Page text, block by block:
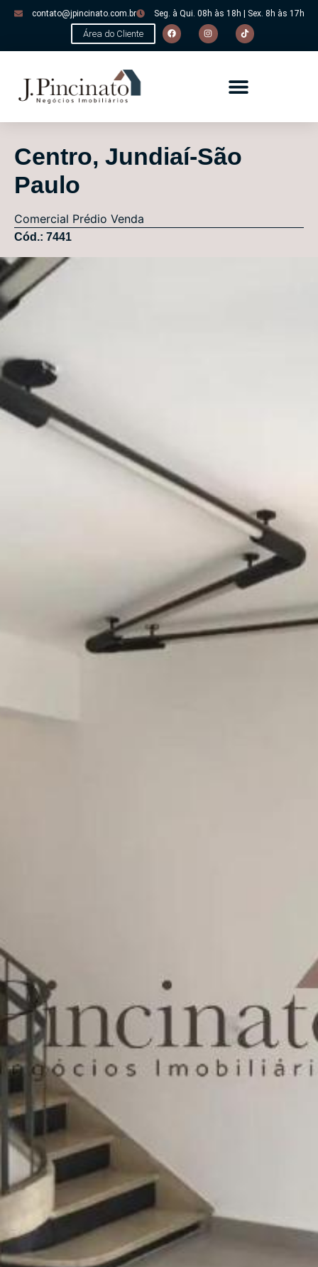
contato@jpincinato.com.br Seg. à Qui. 08h às 18h | Sex. 8h às 17h
Área do Cliente
Centro, Jundiaí-São
Paulo
Comercial Prédio Venda
Cód.: 7441